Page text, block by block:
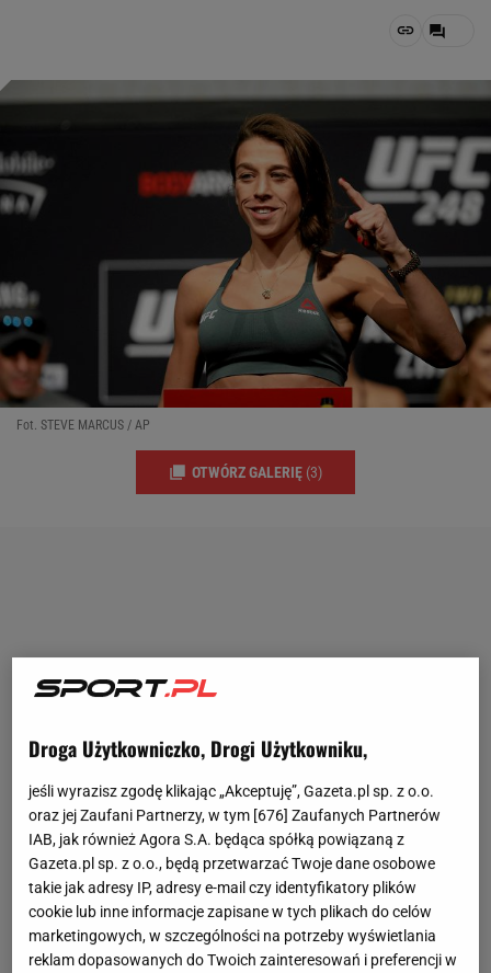
Fot. STEVE MARCUS / AP
OTWÓRZ GALERIĘ (3)
Droga Użytkowniczko, Drogi Użytkowniku,
jeśli wyrazisz zgodę klikając „Akceptuję”, Gazeta.pl sp. z o.o.
oraz jej Zaufani Partnerzy, w tym [676] Zaufanych Partnerów
IAB, jak również Agora S.A. będąca spółką powiązaną z
Gazeta.pl sp. z o.o., będą przetwarzać Twoje dane osobowe
takie jak adresy IP, adresy e-mail czy identyfikatory plików
cookie lub inne informacje zapisane w tych plikach do celów
marketingowych, w szczególności na potrzeby wyświetlania
reklam dopasowanych do Twoich zainteresowań i preferencji w